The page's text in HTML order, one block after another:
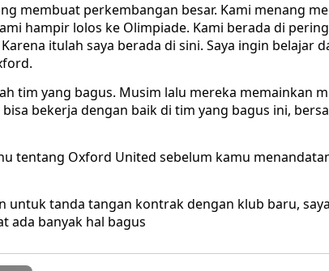
membuat perkembangan besar. Kami menang
hampir lolos ke Olimpiade. Kami berada di
itulah saya berada di sini. Saya ingin belajar
tim yang bagus. Musim lalu mereka memainkan
bisa bekerja dengan baik di tim yang bagus ini,
tentang Oxford United sebelum kamu
untuk tanda tangan kontrak dengan klub baru,
ada banyak hal bagus